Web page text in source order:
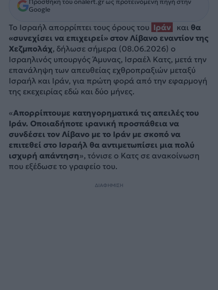
Google
Το Ισραήλ απορρίπτει τους όρους του Ιράν και θα
«συνεχίσει να επιχειρεί» στον Λίβανο εναντίον της
Χεζμπολάχ, δήλωσε σήμερα (08.06.2026) ο
Ισραηλινός υπουργός Άμυνας, Ισραέλ Κατς, μετά την
επανάληψη των απευθείας εχθροπραξιών μεταξύ
Ισραήλ και Ιράν, για πρώτη φορά από την εφαρμογή
της εκεχειρίας εδώ και δύο μήνες.
«Απορρίπτουμε κατηγορηματικά τις απειλές του
Ιράν. Οποιαδήποτε ιρανική προσπάθεια να
συνδέσει τον Λίβανο με το Ιράν με σκοπό να
επιτεθεί στο Ισραήλ θα αντιμετωπίσει μια πολύ
ισχυρή απάντηση», τόνισε ο Κατς σε ανακοίνωση
που εξέδωσε το γραφείο του.
ΔΙΑΦΗΜΙΣΗ